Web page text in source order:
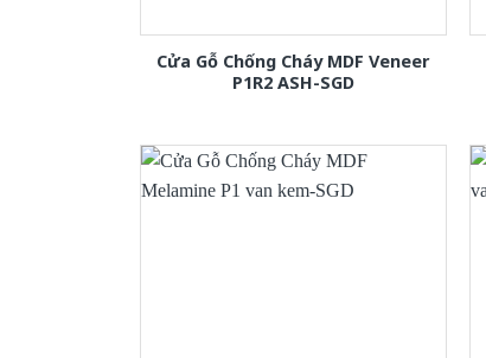
Cửa Gỗ Chống Cháy MDF Veneer
P1R2 ASH-SGD